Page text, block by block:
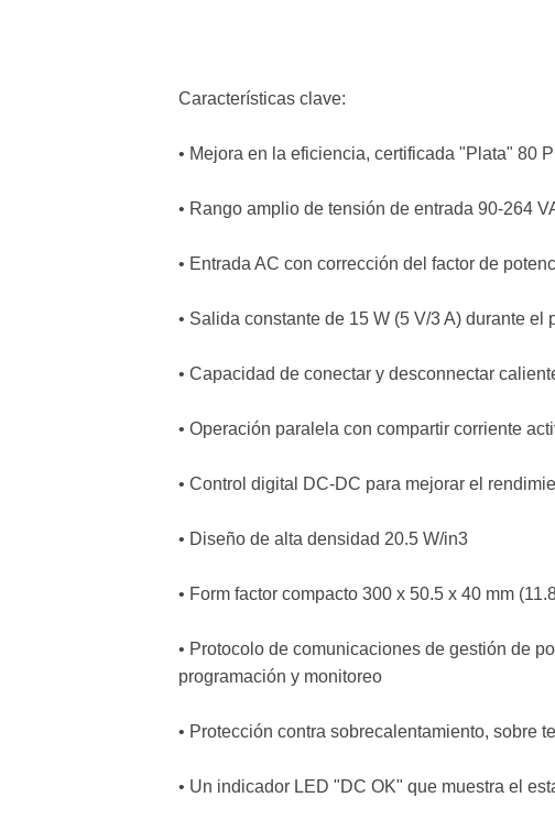
Características clave:
• Mejora en la eficiencia, certificada "Plata" 80
• Rango amplio de tensión de entrada 90-264
• Entrada AC con corrección del factor de
• Salida constante de 15 W (5 V/3 A) durante el
• Capacidad de conectar y desconnectar
• Operación paralela con compartir corriente
• Control digital DC-DC para mejorar el
• Diseño de alta densidad 20.5 W/in3
• Form factor compacto 300 x 50.5 x 40 mm
• Protocolo de comunicaciones de gestión de
programación y monitoreo
• Protección contra sobrecalentamiento, sobre
• Un indicador LED "DC OK" que muestra el